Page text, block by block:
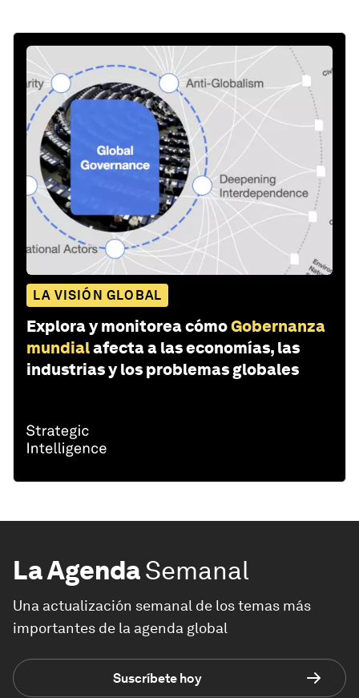
LA VISIÓN GLOBAL
Explora y monitorea cómoGobernanza
mundialafecta a las economías, las
industrias y los problemas globales
La AgendaSemanal
Una actualización semanal de los temas más
importantes de la agenda global
Suscríbete hoy